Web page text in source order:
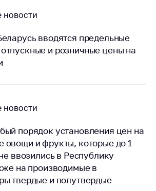
новости
вводятся предельные
и розничные цены на
новости
порядок установления цен на
овощи и фрукты, которые до 1
ввозились в Республику
на производимые в
твердые и полутвердые